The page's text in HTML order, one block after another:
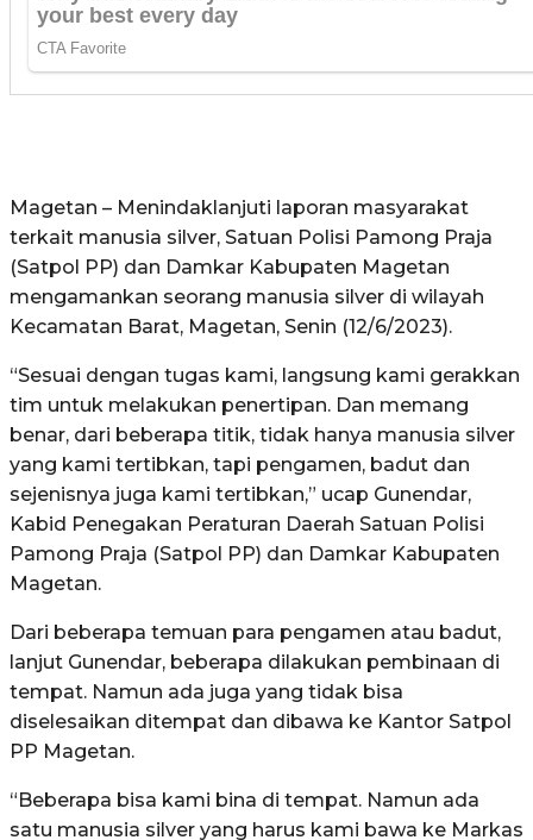
Magetan – Menindaklanjuti laporan masyarakat
terkait manusia silver, Satuan Polisi Pamong Praja
(Satpol PP) dan Damkar Kabupaten Magetan
mengamankan seorang manusia silver di wilayah
Kecamatan Barat, Magetan, Senin (12/6/2023).
“Sesuai dengan tugas kami, langsung kami gerakkan
tim untuk melakukan penertipan. Dan memang
benar, dari beberapa titik, tidak hanya manusia silver
yang kami tertibkan, tapi pengamen, badut dan
sejenisnya juga kami tertibkan,” ucap Gunendar,
Kabid Penegakan Peraturan Daerah Satuan Polisi
Pamong Praja (Satpol PP) dan Damkar Kabupaten
Magetan.
Dari beberapa temuan para pengamen atau badut,
lanjut Gunendar, beberapa dilakukan pembinaan di
tempat. Namun ada juga yang tidak bisa
diselesaikan ditempat dan dibawa ke Kantor Satpol
PP Magetan.
“Beberapa bisa kami bina di tempat. Namun ada
satu manusia silver yang harus kami bawa ke Markas